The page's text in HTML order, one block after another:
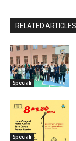
RELATED ARTICLES
Speciali
Speciali